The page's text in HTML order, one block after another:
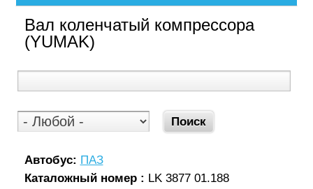
Вал коленчатый компрессора
(YUMAK)
Автобус: ПАЗ
Каталожный номер : LK 3877 01.188